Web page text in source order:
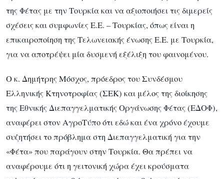
της Φέτας με την Τουρκία και να αξιοποιήσει τις διμερείς
σχέσεις και συμφωνίες Ε.Ε. – Τουρκίας, όπως είναι η
επικαιροποίηση της Τελωνειακής ένωσης Ε.Ε. με Τουρκία,
για να αποτρέψει μία δυσμενή εξέλιξη του φαινομένου.
Ο κ. Δημήτρης Μόσχος, πρόεδρος του Συνδέσμου
Ελληνικής Κτηνοτροφίας (ΣΕΚ) και μέλος της διοίκησης
της Εθνικής Διεπαγγελματικής Οργάνωσης Φέτας (ΕΔΟΦ),
αναφέρει στον ΑγροΤύπο ότι εδώ και ένα χρόνο έχουμε
συζητήσει το πρόβλημα στη Διεπαγγελματική για την
«Φέτα» που παράγουν στην Τουρκία. Θα πρέπει να
αναφέρουμε ότι η γειτονική χώρα έχει κρούσματα